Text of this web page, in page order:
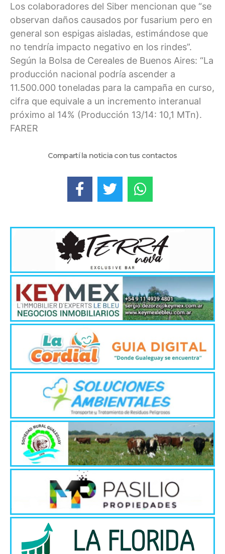
Los colaboradores del Siber mencionan que “se
observan daños causados por fusarium pero en
general son espigas aisladas, estimándose que
no tendría impacto negativo en los rindes”.
Según la Bolsa de Cereales de Buenos Aires: “La
producción nacional podría ascender a
11.500.000 toneladas para la campaña en curso,
cifra que equivale a un incremento interanual
próximo al 14% (Producción 13/14: 10,1 MTn).
FARER
Compartí la noticia con tus contactos